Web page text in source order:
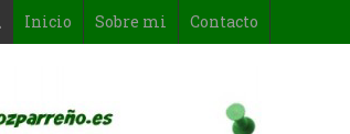
Inicio Sobre mi Contacto